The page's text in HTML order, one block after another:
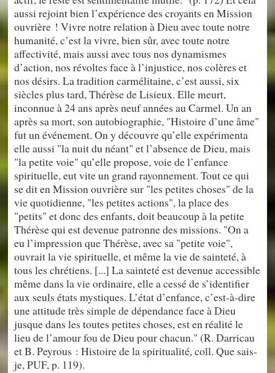
aussi rejoint bien l’expérience des croyants en Mission
ouvrière ! Vivre notre relation à Dieu avec toute notre
humanité, c’est la vivre, bien sûr, avec toute notre
affectivité, mais aussi avec tous nos dynamismes
d’action, nos révoltes face à l’injustice, nos colères et
nos désirs. La tradition carmélitaine, c’est aussi, six
siècles plus tard, Thérèse de Lisieux. Elle meurt,
inconnue à 24 ans après neuf années au Carmel. Un an
après sa mort, son autobiographie, "Histoire d’une âme"
fut un événement. On y découvre qu’elle expérimenta
elle aussi "la nuit du néant" et l’absence de Dieu, mais
"la petite voie" qu’elle propose, voie de l’enfance
spirituelle, eut vite un grand rayonnement. Tout ce qui
se dit en Mission ouvrière sur "les petites choses" de la
vie quotidienne, "les petites actions", la place des
"petits" et donc des enfants, doit beaucoup à la petite
Thérèse qui est devenue patronne des missions. "On a
eu l’impression que Thérèse, avec sa "petite voie",
ouvrait la vie spirituelle, et même la vie de sainteté, à
tous les chrétiens. [...] La sainteté est devenue accessible
même dans la vie ordinaire, elle a cessé de s’identifier
aux seuls états mystiques. L’état d’enfance, c’est-à-dire
une attitude très simple de dépendance face à Dieu
jusque dans les toutes petites choses, est en réalité le
lieu de l’amour fou de Dieu pour chacun." (R. Darricau
et B. Peyrous : Histoire de la spiritualité, coll. Que sais-
je, PUF, p. 119).